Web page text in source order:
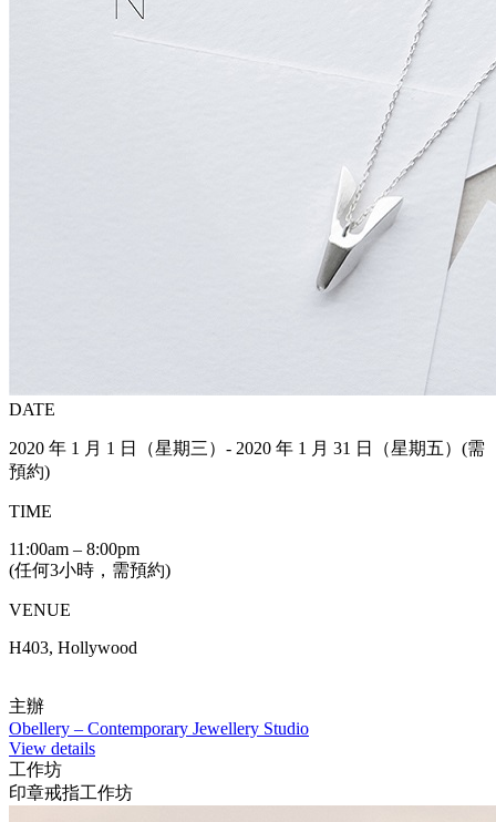
DATE
2020 年 1 月 1 日（星期三）- 2020 年 1 月 31 日（星期五）(需
預約)
TIME
11:00am – 8:00pm
(任何3小時，需預約)
VENUE
H403, Hollywood
主辦
Obellery – Contemporary Jewellery Studio
View details
工作坊
印章戒指工作坊